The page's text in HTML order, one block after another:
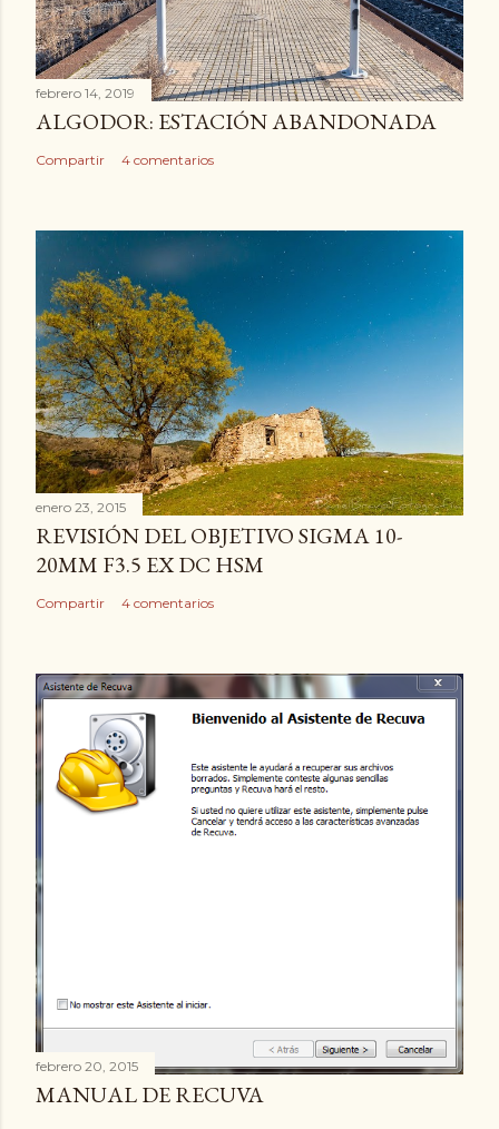
febrero 14, 2019
ALGODOR: ESTACIÓN ABANDONADA
Compartir 4 comentarios
enero 23, 2015
REVISIÓN DEL OBJETIVO SIGMA 10-
20MM F3.5 EX DC HSM
Compartir 4 comentarios
febrero 20, 2015
MANUAL DE RECUVA